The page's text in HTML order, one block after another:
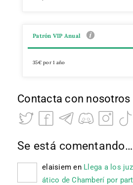
Patrón VIP Anual
35€ por 1 año
Contacta con nosotros
Se está comentando…
elaisiem en Llega a los
ático de Chamberí por